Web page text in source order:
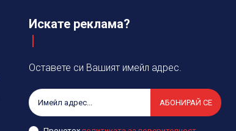
Искате реклама?
Оставете си Вашият имейл адрес.
АБОНИРАЙ СЕ